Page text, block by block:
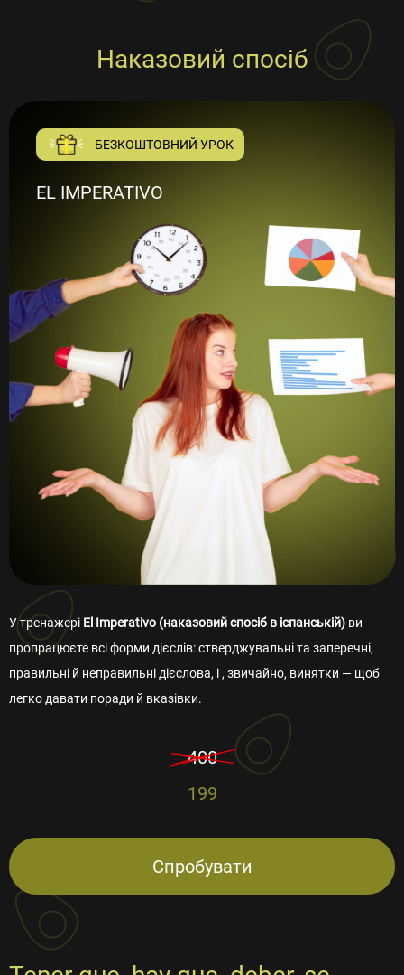
Наказовий спосіб
БЕЗКОШТОВНИЙ УРОК
EL IMPERATIVO
У тренажері El Imperativo (наказовий спосіб в іспанській) ви
пропрацюєте всі форми дієслів: стверджувальні та заперечні,
правильні й неправильні дієслова, і , звичайно, винятки — щоб
легко давати поради й вказівки.
400
199
Спробувати